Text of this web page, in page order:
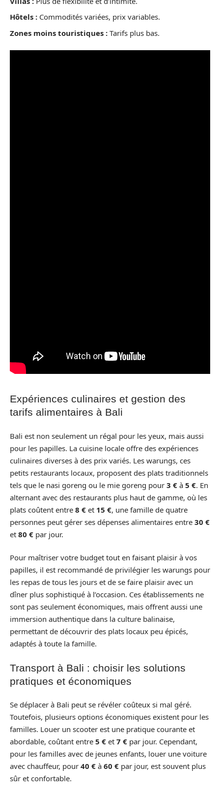
Hôtels : Commodités variées, prix variables.
Zones moins touristiques : Tarifs plus bas.
Expériences culinaires et gestion des
tarifs alimentaires à Bali
Bali est non seulement un régal pour les yeux, mais aussi
pour les papilles. La cuisine locale offre des expériences
culinaires diverses à des prix variés. Les warungs, ces
petits restaurants locaux, proposent des plats traditionnels
tels que le nasi goreng ou le mie goreng pour 3 € à 5 €. En
alternant avec des restaurants plus haut de gamme, où les
plats coûtent entre 8 € et 15 €, une famille de quatre
personnes peut gérer ses dépenses alimentaires entre 30 €
et 80 € par jour.
Pour maîtriser votre budget tout en faisant plaisir à vos
papilles, il est recommandé de privilégier les warungs pour
les repas de tous les jours et de se faire plaisir avec un
dîner plus sophistiqué à l’occasion. Ces établissements ne
sont pas seulement économiques, mais offrent aussi une
immersion authentique dans la culture balinaise,
permettant de découvrir des plats locaux peu épicés,
adaptés à toute la famille.
Transport à Bali : choisir les solutions
pratiques et économiques
Se déplacer à Bali peut se révéler coûteux si mal géré.
Toutefois, plusieurs options économiques existent pour les
familles. Louer un scooter est une pratique courante et
abordable, coûtant entre 5 € et 7 € par jour. Cependant,
pour les familles avec de jeunes enfants, louer une voiture
avec chauffeur, pour 40 € à 60 € par jour, est souvent plus
sûr et confortable.